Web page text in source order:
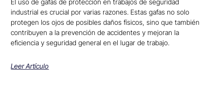
El uso de gafas de protección en trabajos de seguridad
industrial es crucial por varias razones. Estas gafas no solo
protegen los ojos de posibles daños físicos, sino que también
contribuyen a la prevención de accidentes y mejoran la
eficiencia y seguridad general en el lugar de trabajo.
Leer Artículo